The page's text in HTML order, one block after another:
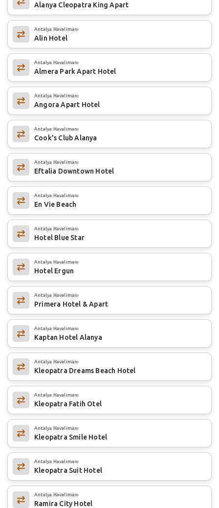
Alanya Cleopatra King Apart
Antalya Havalimanı
Alin Hotel
Antalya Havalimanı
Almera Park Apart Hotel
Antalya Havalimanı
Angora Apart Hotel
Antalya Havalimanı
Cook's Club Alanya
Antalya Havalimanı
Eftalia Downtown Hotel
Antalya Havalimanı
En Vie Beach
Antalya Havalimanı
Hotel Blue Star
Antalya Havalimanı
Hotel Ergun
Antalya Havalimanı
Primera Hotel & Apart
Antalya Havalimanı
Kaptan Hotel Alanya
Antalya Havalimanı
Kleopatra Dreams Beach Hotel
Antalya Havalimanı
Kleopatra Fatih Otel
Antalya Havalimanı
Kleopatra Smile Hotel
Antalya Havalimanı
Kleopatra Suit Hotel
Antalya Havalimanı
Ramira City Hotel